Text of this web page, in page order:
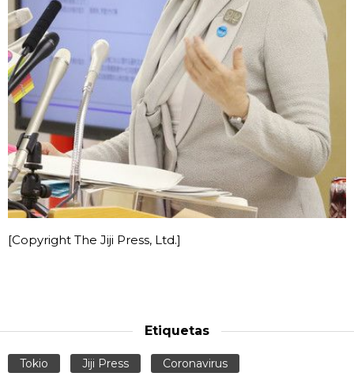
[Copyright The Jiji Press, Ltd.]
Etiquetas
Tokio Jiji Press Coronavirus